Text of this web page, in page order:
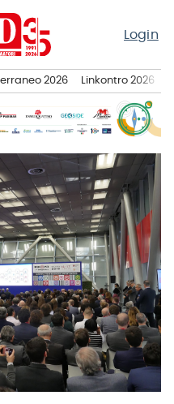
Login
2026 Linkontro 2026